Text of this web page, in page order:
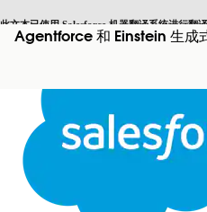
此文本已使用 Salesforce 机器翻译系统进行翻
切换为英语 而非现在
关闭关闭
Agentforce 和 Einstein 生成